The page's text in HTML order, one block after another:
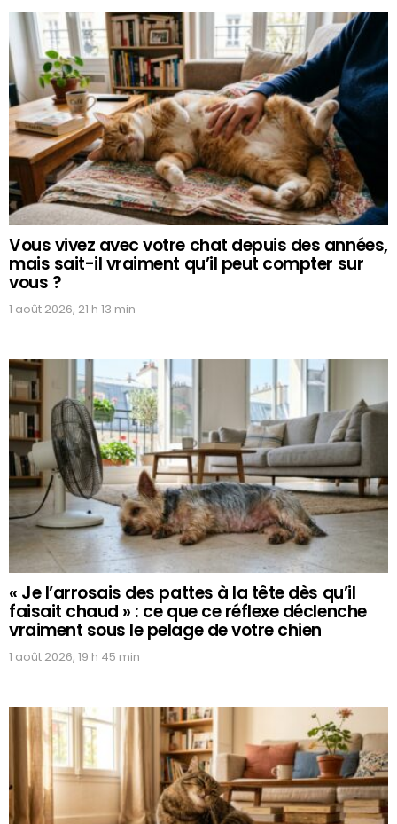
Vous vivez avec votre chat depuis des années,
mais sait-il vraiment qu’il peut compter sur
vous ?
1 août 2026, 21 h 13 min
« Je l’arrosais des pattes à la tête dès qu’il
faisait chaud » : ce que ce réflexe déclenche
vraiment sous le pelage de votre chien
1 août 2026, 19 h 45 min